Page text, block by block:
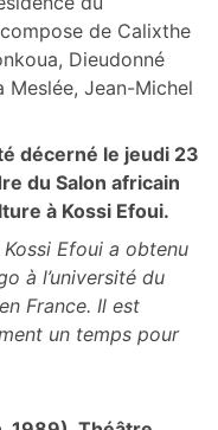
de Calixthe
Dieudonné
Meslée, Jean-Michel
décerné le jeudi 23
du Salon africain
à Kossi Efoui.
Efoui a obtenu
à l’université du
France. Il est
un temps pour